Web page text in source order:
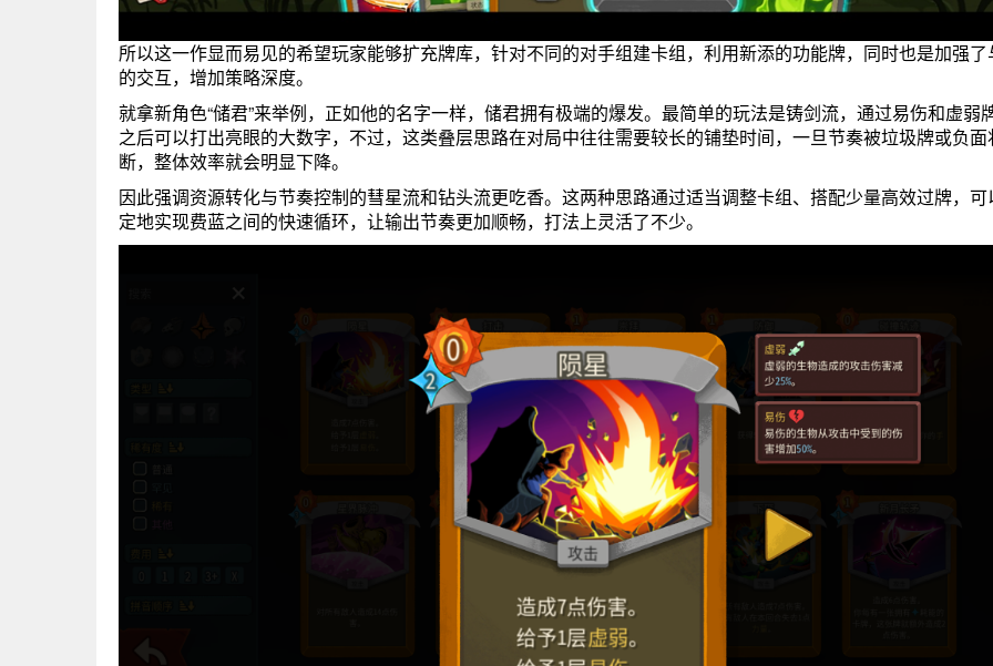
所以这一作显而易见的希望玩家能够扩充牌库，针对不同的对手组建卡组，利用新添的功能牌，同时也是加强了
的交互，增加策略深度。
就拿新角色“储君”来举例，正如他的名字一样，储君拥有极端的爆发。最简单的玩法是铸剑流，通过易伤和虚弱
之后可以打出亮眼的大数字，不过，这类叠层思路在对局中往往需要较长的铺垫时间，一旦节奏被垃圾牌或负面
断，整体效率就会明显下降。
因此强调资源转化与节奏控制的彗星流和钻头流更吃香。这两种思路通过适当调整卡组、搭配少量高效过牌，可
定地实现费蓝之间的快速循环，让输出节奏更加顺畅，打法上灵活了不少。